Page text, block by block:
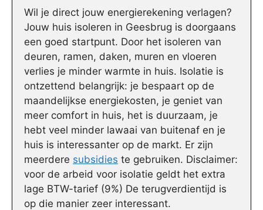
Wil je direct jouw energierekening verlagen?
Jouw huis isoleren in Geesbrug is doorgaans
een goed startpunt. Door het isoleren van
deuren, ramen, daken, muren en vloeren
verlies je minder warmte in huis. Isolatie is
ontzettend belangrijk: je bespaart op de
maandelijkse energiekosten, je geniet van
meer comfort in huis, het is duurzaam, je
hebt veel minder lawaai van buitenaf en je
huis is interessanter op de markt. Er zijn
meerdere subsidies te gebruiken. Disclaimer:
voor de arbeid voor isolatie geldt het extra
lage BTW-tarief (9%) De terugverdientijd is
op die manier zeer interessant.